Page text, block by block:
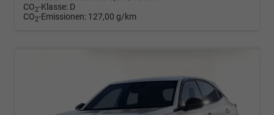
CO2-Klasse: D
CO2-Emissionen: 127,00 g/km